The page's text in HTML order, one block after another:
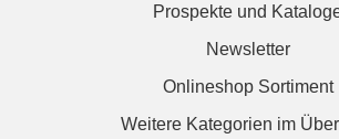
Prospekte und
Newsletter
Onlineshop Sortiment
Weitere Kategorien im